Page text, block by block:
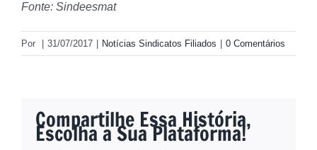
Fonte: Sindeesmat
Por 31/07/2017 Notícias Sindicatos Filiados 0 Comentários
Compartilhe Essa História,
Escolha a Sua Plataforma!